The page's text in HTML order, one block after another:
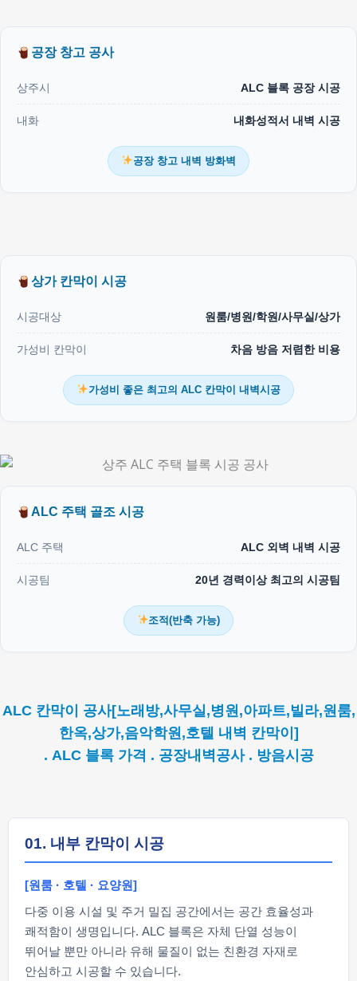
공장 창고 공사
상주시 ALC 블록 공장 시공
내화 내화성적서 내벽 시공
공장 창고 내벽 방화벽
상가 칸막이 시공
시공대상 원룸/병원/학원/사무실/상가
가성비 칸막이 차음 방음 저렴한 비용
가성비 좋은 최고의 ALC 칸막이 내벽시공
ALC 주택 골조 시공
ALC 주택 ALC 외벽 내벽 시공
시공팀 20년 경력이상 최고의 시공팀
조적(반축 가능)
ALC 칸막이 공사[노래방,사무실,병원,아파트,빌라,원룸,
한옥,상가,음악학원,호텔 내벽 칸막이]
. ALC 블록 가격 . 공장내벽공사 . 방음시공
01. 내부 칸막이 시공
[원룸 · 호텔 · 요양원]
다중 이용 시설 및 주거 밀집 공간에서는 공간 효율성과
쾌적함이 생명입니다. ALC 블록은 자체 단열 성능이
뛰어날 뿐만 아니라 유해 물질이 없는 친환경 자재로
안심하고 시공할 수 있습니다.